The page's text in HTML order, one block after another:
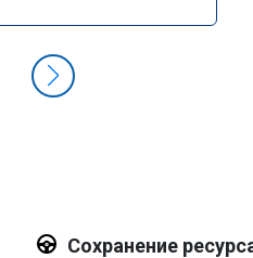
Сохранение